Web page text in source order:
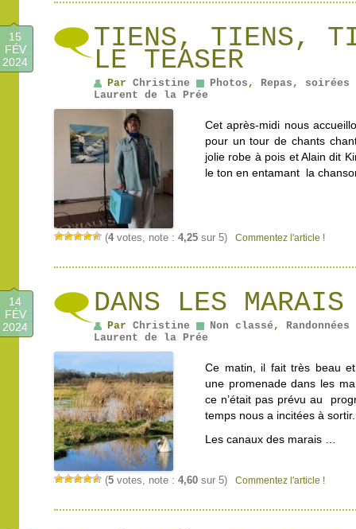
TIENS, TIENS,
LE TEASER
15
FÉV
2024
Par Christine Photos , Repas,
Laurent de la Prée
Cet après-midi nous
pour un tour de chants
jolie robe à pois et Alain dit
le ton en entamant la
(4 votes, note : 4,25 sur 5) Commentez l'article !
DANS LES MARAIS
14
FÉV
2024
Par Christine Non classé , Randonnées
Laurent de la Prée
Ce matin, il fait très beau
une promenade dans les
ce n’était pas prévu au
temps nous a incitées à sortir.
Les canaux des marais …
(5 votes, note : 4,60 sur 5) Commentez l'article !